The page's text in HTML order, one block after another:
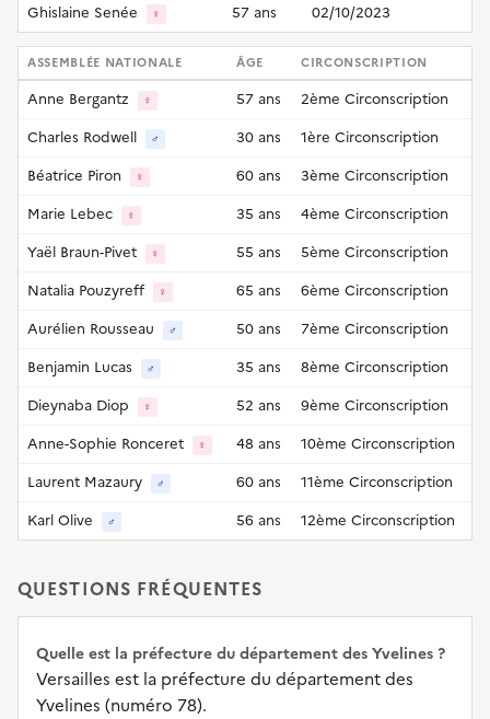
Ghislaine Senée
♀ 57 ans 02/10/2023
ASSEMBLÉE NATIONALE ÂGE CIRCONSCRIPTION
Anne Bergantz ♀ 57 ans
2ème Circonscription
Charles Rodwell
♂ 30 ans
1ère Circonscription
Béatrice Piron
♀ 60 ans
3ème Circonscription
Marie Lebec
♀ 35 ans
4ème Circonscription
Yaël Braun-Pivet
♀ 55 ans
5ème Circonscription
Natalia Pouzyreff
♀ 65 ans
6ème Circonscription
Aurélien Rousseau
♂ 50 ans
7ème Circonscription
Benjamin Lucas
♂ 35 ans
8ème Circonscription
Dieynaba Diop
♀ 52 ans
9ème Circonscription
Anne-Sophie Ronceret
♀ 48 ans
10ème Circonscription
Laurent Mazaury
♂ 60 ans
11ème Circonscription
Karl Olive
♂ 56 ans 12ème Circonscription
QUESTIONS FRÉQUENTES
Quelle est la préfecture du département des Yvelines ?
Versailles est la préfecture du département des
Yvelines (numéro 78).